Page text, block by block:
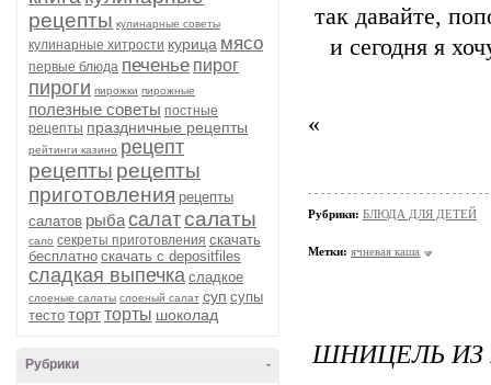
рецепты кулинарные советы
кулинарные хитрости курица мясо
первые блюда печенье пирог
пироги пирожки пирожные
полезные советы постные
рецепты праздничные рецепты
рейтинги казино рецепт
рецепты рецепты
приготовления рецепты
салатов рыбасалатсалаты
сало секреты приготовления скачать
бесплатно скачать с depositfiles
сладкая выпечка сладкое
слоеные салаты слоеный салат суп супы
тесто тортторты шоколад
-
Рубрики
так давайте,
и сегодня я
«
Рубрики: БЛЮДА ДЛЯ ДЕТЕЙ
Метки: ячневая каша
ШНИЦЕЛЬ